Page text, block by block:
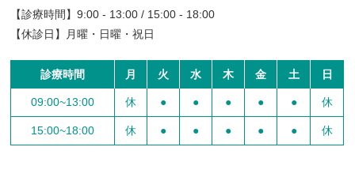
【診療時間】9:00 - 13:00 / 15:00 - 18:00
【休診日】 月曜・日曜・祝日
診療時間 月 火 水 木 金 土 日
09:00~13:00 休 ● ● ● ● ● 休
15:00~18:00 休 ● ● ● ● ● 休